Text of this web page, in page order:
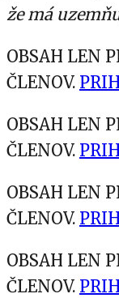
že má
OBSAH LEN
ČLENOV.
OBSAH LEN
ČLENOV.
OBSAH LEN
ČLENOV.
OBSAH LEN
ČLENOV.